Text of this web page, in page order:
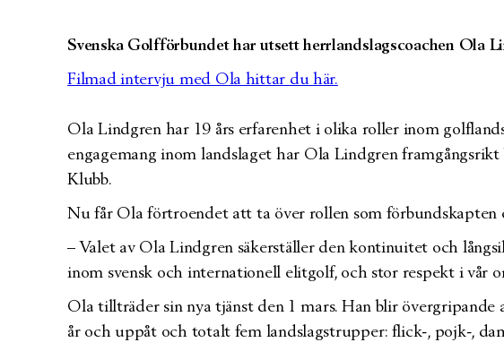
Svenska Golfförbundet har utsett herrlandslagscoachen Ola
Filmad intervju med Ola hittar du här.
Ola Lindgren har 19 års erfarenhet i olika roller inom
engagemang inom landslaget har Ola Lindgren
Klubb.
Nu får Ola förtroendet att ta över rollen som förbundskapten
– Valet av Ola Lindgren säkerställer den kontinuitet och
inom svensk och internationell elitgolf, och stor respekt i vår
Ola tillträder sin nya tjänst den 1 mars. Han blir
år och uppåt och totalt fem landslagstrupper: flick-, pojk-,